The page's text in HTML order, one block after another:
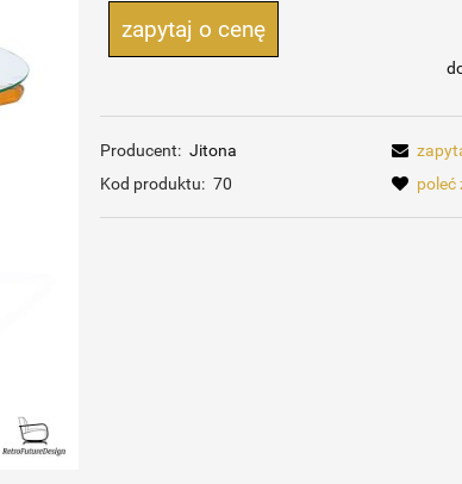
zapytaj o cenę
Producent: Jitona
Kod produktu: 70
poleć